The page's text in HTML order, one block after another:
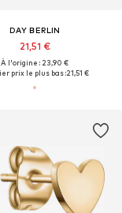
DAY BERLIN
21,51 €
À l'origine : 23,90 €
prix le plus bas :21,51 €